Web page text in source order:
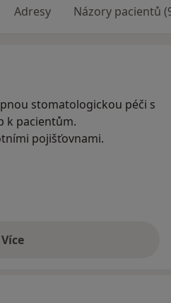
Adresy Názory pacientů
stomatologickou péči s
k pacientům.
pojišťovnami.
Víceo zkušenostech